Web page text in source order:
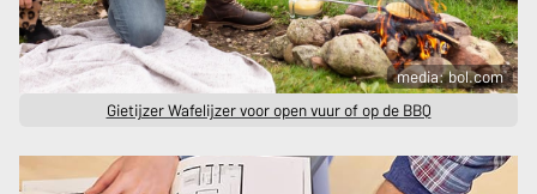
media: bol.com
Gietijzer Wafelijzer voor open vuur of op de BBQ